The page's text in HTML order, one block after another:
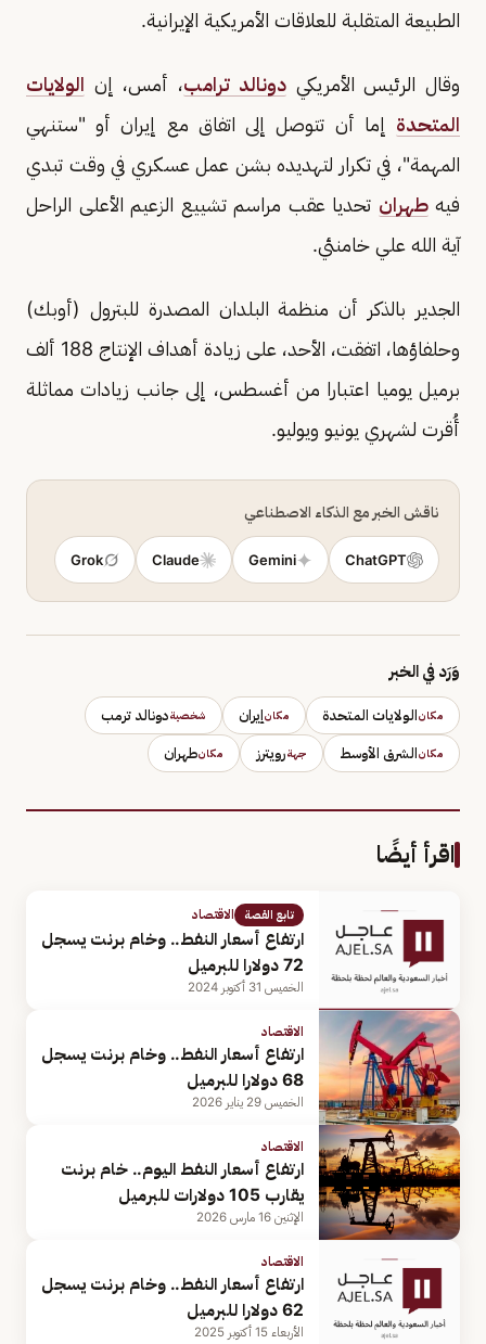
الطبيعة المتقلبة للعلاقات الأمريكية الإيرانية.
وقال الرئيس الأمريكيدونالد ترامب، أمس، إن الولايات
المتحدة إما أن تتوصل إلى اتفاق مع إيران أو "ستنهي
المهمة"، في تكرار لتهديده بشن عمل عسكري في وقت ‌تبدي
⁠فيهطهران تحديا عقب مراسم تشييع الزعيم الأعلى الراحل
آية الله علي خامنئي.
الجدير بالذكر أن منظمة البلدان المصدرة للبترول (أوبك)
وحلفاؤها، اتفقت، الأحد، على زيادة أهداف الإنتاج 188 ألف
برميل يوميا اعتبارا من أغسطس، إلى جانب زيادات مماثلة
أُقرت لشهري يونيو ويوليو.
ناقش الخبر مع الذكاء الاصطناعي
ChatGPT
Gemini
Claude
Grok
وَرَد في الخبر
مكانالولايات المتحدة مكانإيران شخصيةدونالد ترمب
مكانالشرق الأوسط جهةرويترز مكانطهران
اقرأ أيضًا
تابع القصة الاقتصاد
ارتفاع أسعار النفط.. وخام برنت يسجل
72 دولارا للبرميل
الخميس 31 أكتوبر 2024
الاقتصاد
ارتفاع أسعار النفط.. وخام برنت يسجل
68 دولارا للبرميل
الخميس 29 يناير 2026
الاقتصاد
ارتفاع أسعار النفط اليوم.. خام برنت
يقارب 105 دولارات للبرميل
الإثنين 16 مارس 2026
الاقتصاد
ارتفاع أسعار النفط.. وخام برنت يسجل
62 دولارا للبرميل
الأربعاء 15 أكتوبر 2025